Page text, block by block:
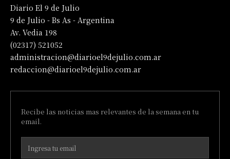
Diario El 9 de Julio
9 de Julio - Bs As - Argentina
Av. Vedia 198
(02317) 521052
administracion@diarioel9dejulio.com.ar
redaccion@diarioel9dejulio.com.ar
Recibe las noticias mas relevantes de la semana en tu
email.